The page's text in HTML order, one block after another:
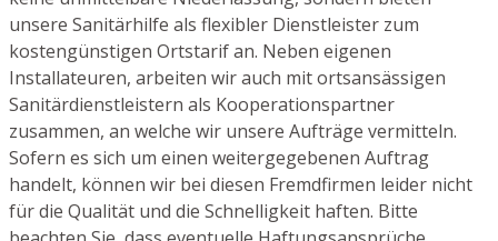
unsere Sanitärhilfe als flexibler Dienstleister zum
kostengünstigen Ortstarif an. Neben eigenen
Installateuren, arbeiten wir auch mit ortsansässigen
Sanitärdienstleistern als Kooperationspartner
zusammen, an welche wir unsere Aufträge vermitteln.
Sofern es sich um einen weitergegebenen Auftrag
handelt, können wir bei diesen Fremdfirmen leider nicht
für die Qualität und die Schnelligkeit haften. Bitte